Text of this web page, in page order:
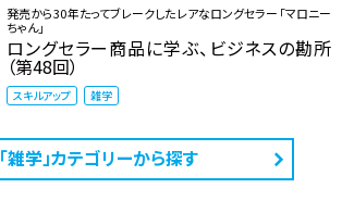
発売から30年たってブレークしたレアなロングセラー「マロニー
ちゃん」
ロングセラー商品に学ぶ、ビジネスの勘所
（第48回）
スキルアップ 雑学
「雑学」カテゴリーから探す